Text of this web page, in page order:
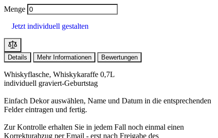
Menge
Jetzt individuell gestalten
Details Mehr Informationen Bewertungen
Whiskyflasche, Whiskykaraffe 0,7L
individuell graviert-Geburtstag
Einfach Dekor auswählen, Name und Datum in die entsprechenden
Felder eintragen und fertig.
Zur Kontrolle erhalten Sie in jedem Fall noch einmal einen
Korrekturabzug per Email - erst nach Freigabe des